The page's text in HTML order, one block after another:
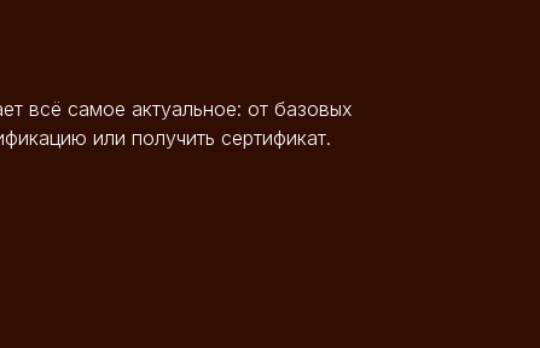
всё самое актуальное: от базовых
или получить сертификат.